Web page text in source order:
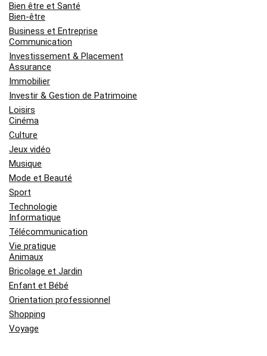
Bien être et Santé
Bien-être
Business et Entreprise
Communication
Investissement & Placement
Assurance
Immobilier
Investir & Gestion de Patrimoine
Loisirs
Cinéma
Culture
Jeux vidéo
Musique
Mode et Beauté
Sport
Technologie
Informatique
Télécommunication
Vie pratique
Animaux
Bricolage et Jardin
Enfant et Bébé
Orientation professionnel
Shopping
Voyage